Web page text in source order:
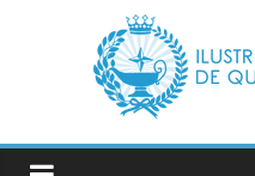
Ilustre